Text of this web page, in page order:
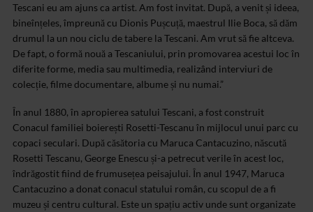
Tescani eu am ajuns ca artist. Am fost invitat. După, a venit și ideea,
bineînțeles, împreună cu Dionis Pușcuță, maestrul Ilie Boca, să dăm
drumul la un nou ciclu de tabere la Tescani. Am vrut să fie altceva.
De fapt, o formă nouă a Tescaniului, prin promovarea acestui loc în
diferite forme, media sau multimedia, realizând interviuri de
colecție, filme documentare, albume și nu numai.”
În anul 1880, în apropierea satului Tescani, a fost construit
Conacul familiei boierești Rosetti-Tescanu în mijlocul unui parc cu
copaci seculari. După căsătoria cu Maruca Cantacuzino, născută
Rosetti Tescanu, George Enescu și-a petrecut verile în acest loc,
îndrăgostit fiind de frumusețea peisajului. În anul 1947, Maruca
Cantacuzino a donat conacul statului român, cu scopul de a fi
muzeu și centru cultural. Este un spațiu activ unde sunt organizate